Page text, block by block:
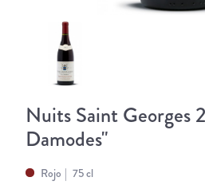
Nuits Saint Georges
Damodes"
Rojo 75 cl